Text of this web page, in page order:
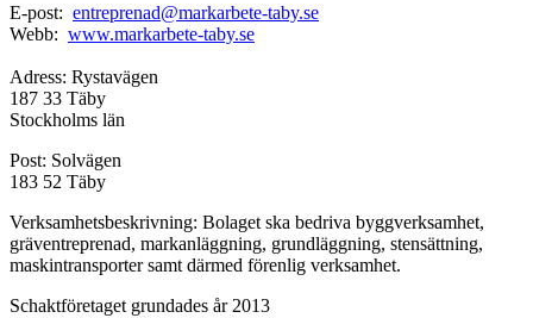
E-post: entreprenad@markarbete-taby.se
Webb: www.markarbete-taby.se
Adress: Rystavägen
187 33 Täby
Stockholms län
Post: Solvägen
183 52 Täby
Verksamhetsbeskrivning: Bolaget ska bedriva byggverksamhet,
gräventreprenad, markanläggning, grundläggning, stensättning,
maskintransporter samt därmed förenlig verksamhet.
Schaktföretaget grundades år 2013